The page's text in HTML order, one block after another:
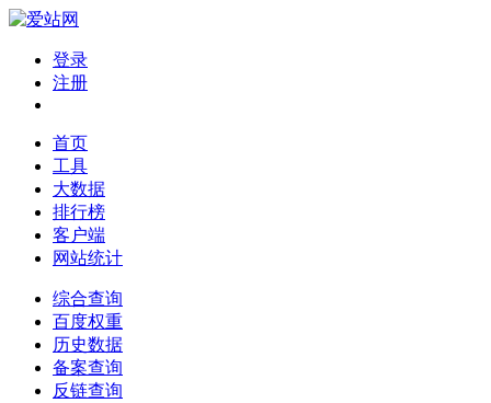
登录
注册
首页
工具
大数据
排行榜
客户端
网站统计
综合查询
百度权重
历史数据
备案查询
反链查询